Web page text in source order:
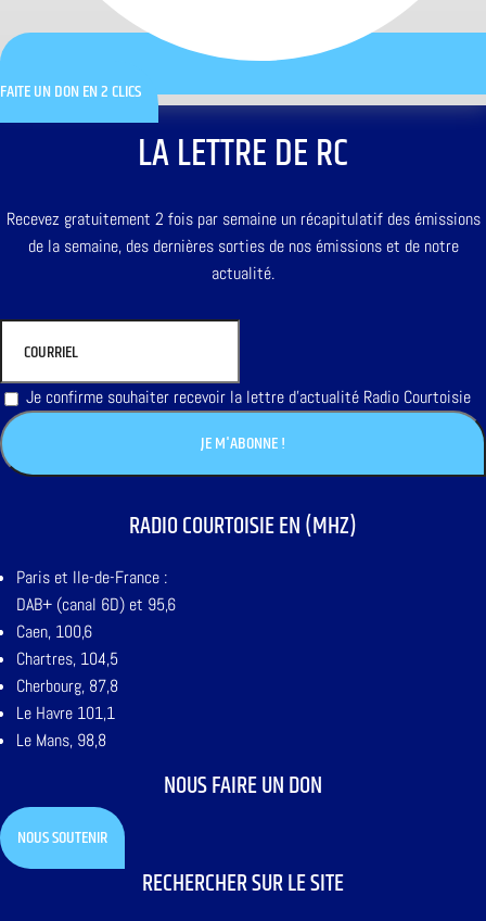
FAITE UN DON EN 2 CLICS
LA LETTRE DE RC
Recevez gratuitement 2 fois par semaine un récapitulatif des émissions
de la semaine, des dernières sorties de nos émissions et de notre
actualité.
Je confirme souhaiter recevoir la lettre d'actualité Radio Courtoisie
RADIO COURTOISIE EN (MHZ)
Paris et Ile-de-France :
DAB+ (canal 6D) et 95,6
Caen, 100,6
Chartres, 104,5
Cherbourg, 87,8
Le Havre 101,1
Le Mans, 98,8
NOUS FAIRE UN DON
NOUS SOUTENIR
RECHERCHER SUR LE SITE